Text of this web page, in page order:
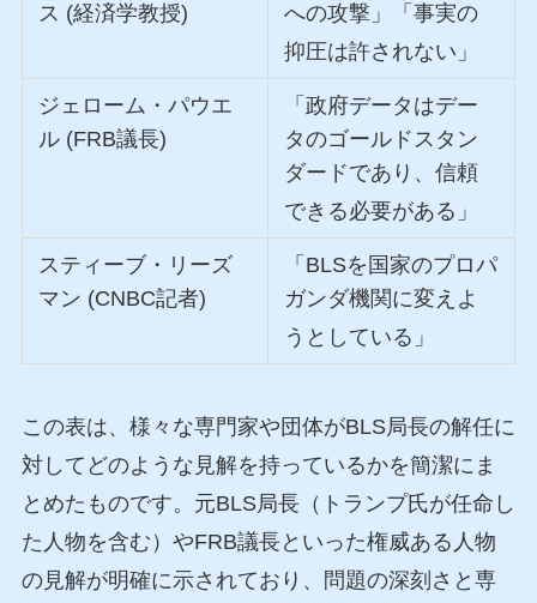
ス (経済学教授)
への攻撃」「事実の
抑圧は許されない」
ジェローム・パウエ
ル (FRB議長)
「政府データはデー
タのゴールドスタン
ダードであり、信頼
できる必要がある」
スティーブ・リーズ
マン (CNBC記者)
「BLSを国家のプロパ
ガンダ機関に変えよ
うとしている」
この表は、様々な専門家や団体がBLS局長の解任に
対してどのような見解を持っているかを簡潔にま
とめたものです。元BLS局長（トランプ氏が任命し
た人物を含む）やFRB議長といった権威ある人物
の見解が明確に示されており、問題の深刻さと専